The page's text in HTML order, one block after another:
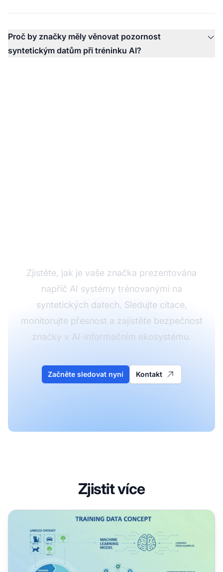
Proč by značky měly věnovat pozornost
syntetickým datům při tréninku AI?
Zjistěte, jak je vaše značka prezentována
napříč AI systémy trénovanými na
syntetických datech. Sledujte citace,
monitorujte přesnost a zajistěte bezpečnost
značky v AI-informačním ekosystému.
Začněte sledovat nyní Kontakt
Zjistit více
Trénovací data